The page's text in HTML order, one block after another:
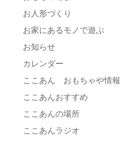
お人形づくり
お家にあるモノで遊ぶ
お知らせ
カレンダー
ここあん おもちゃや情報
ここあんおすすめ
ここあんの場所
ここあんラジオ